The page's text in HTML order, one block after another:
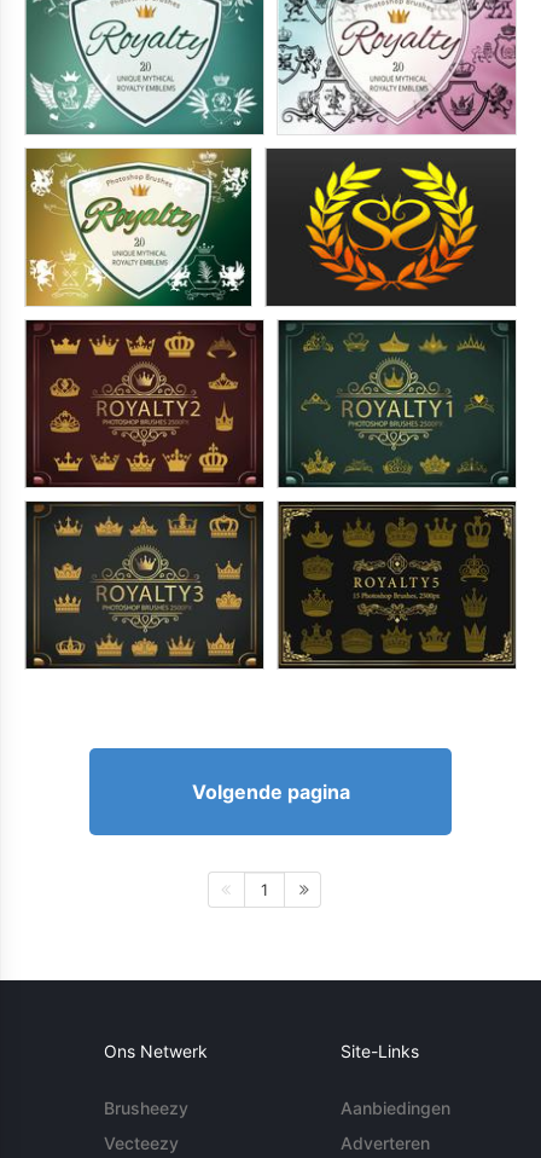
Volgende pagina
1
Ons Netwerk
Brusheezy
Vecteezy
Site-Links
Aanbiedingen
Adverteren